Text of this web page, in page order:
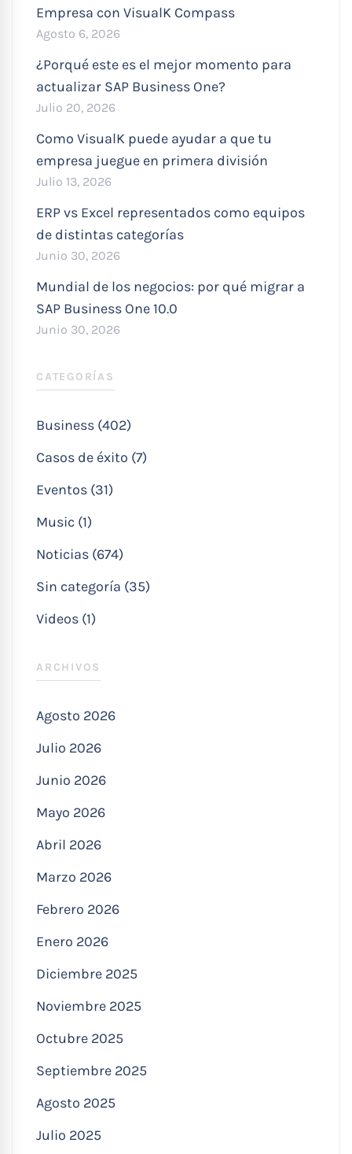
Empresa con VisualK Compass
Agosto 6, 2026
¿Porqué este es el mejor momento para
actualizar SAP Business One?
Julio 20, 2026
Como VisualK puede ayudar a que tu
empresa juegue en primera división
Julio 13, 2026
ERP vs Excel representados como equipos
de distintas categorías
Junio 30, 2026
Mundial de los negocios: por qué migrar a
SAP Business One 10.0
Junio 30, 2026
CATEGORÍAS
Business (402)
Casos de éxito (7)
Eventos (31)
Music (1)
Noticias (674)
Sin categoría (35)
Videos (1)
ARCHIVOS
Agosto 2026
Julio 2026
Junio 2026
Mayo 2026
Abril 2026
Marzo 2026
Febrero 2026
Enero 2026
Diciembre 2025
Noviembre 2025
Octubre 2025
Septiembre 2025
Agosto 2025
Julio 2025